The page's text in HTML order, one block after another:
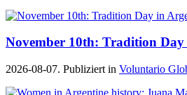
November 10th: Tradition
2026-08-07. Publiziert in Voluntario